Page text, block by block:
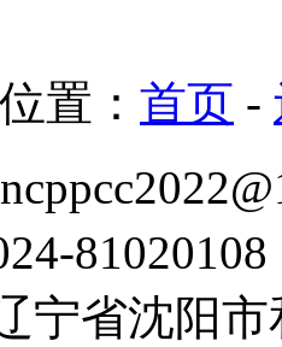
置： 首页 -
81020108
宁省沈阳